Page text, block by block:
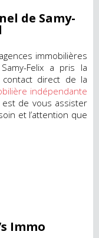
de Samy-
immobilières
Felix a pris la
direct de la
indépendante
est de vous assister
et l’attention que
Immo